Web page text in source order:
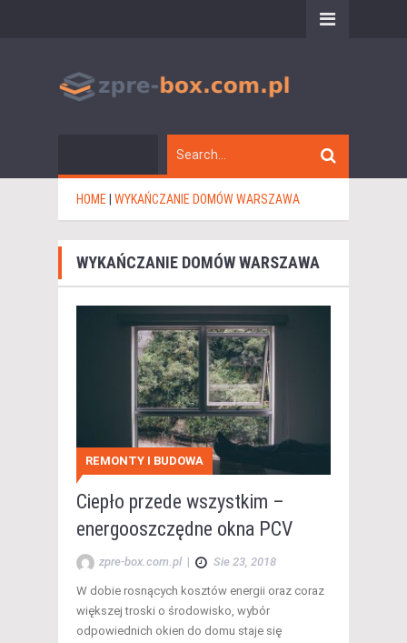
HOME WYKAŃCZANIE DOMÓW WARSZAWA
WYKAŃCZANIE DOMÓW WARSZAWA
REMONTY I BUDOWA
Ciepło przede wszystkim –
energooszczędne okna PCV
zpre-box.com.pl | Sie 23, 2018
W dobie rosnących kosztów energii oraz coraz
większej troski o środowisko, wybór
odpowiednich okien do domu staje się